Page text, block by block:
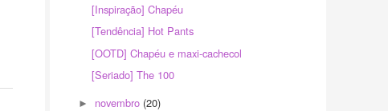
[Inspiração] Chapéu
[Tendência] Hot Pants
[OOTD] Chapéu e maxi-cachecol
[Seriado] The 100
► novembro (20)